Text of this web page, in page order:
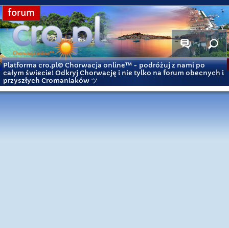
forum
Platforma cro.pl© Chorwacja online™ - podróżuj z nami po
całym świecie! Odkryj Chorwację i nie tylko na forum obecnych i
przyszłych Cromaniaków ツ